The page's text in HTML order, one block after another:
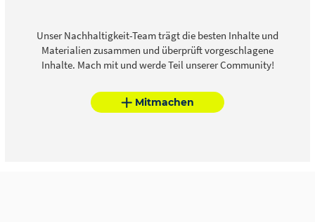
Unser Nachhaltigkeit-Team trägt die besten Inhalte und
Materialien zusammen und überprüft vorgeschlagene
Inhalte. Mach mit und werde Teil unserer Community!
Mitmachen